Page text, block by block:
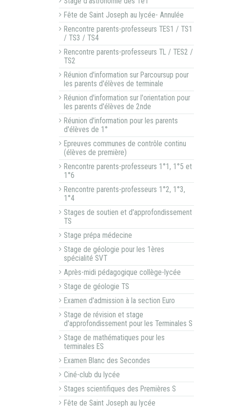
Fête de Saint Joseph au lycée- Annulée
Rencontre parents-professeurs TES1 / TS1
/ TS3 / TS4
Rencontre parents-professeurs TL / TES2 /
TS2
Réunion d'information sur Parcoursup pour
les parents d'élèves de terminale
Réunion d'information sur l'orientation pour
les parents d'élèves de 2nde
Réunion d'information pour les parents
d'élèves de 1°
Epreuves communes de contrôle continu
(élèves de première)
Rencontre parents-professeurs 1°1, 1°5 et
1°6
Rencontre parents-professeurs 1°2, 1°3,
1°4
Stages de soutien et d'approfondissement
TS
Stage prépa médecine
Stage de géologie pour les 1ères
spécialité SVT
Après-midi pédagogique collège-lycée
Stage de géologie TS
Examen d'admission à la section Euro
Stage de révision et stage
d'approfondissement pour les Terminales S
Stage de mathématiques pour les
terminales ES
Examen Blanc des Secondes
Ciné-club du lycée
Stages scientifiques des Premières S
Fête de Saint Joseph au lycée